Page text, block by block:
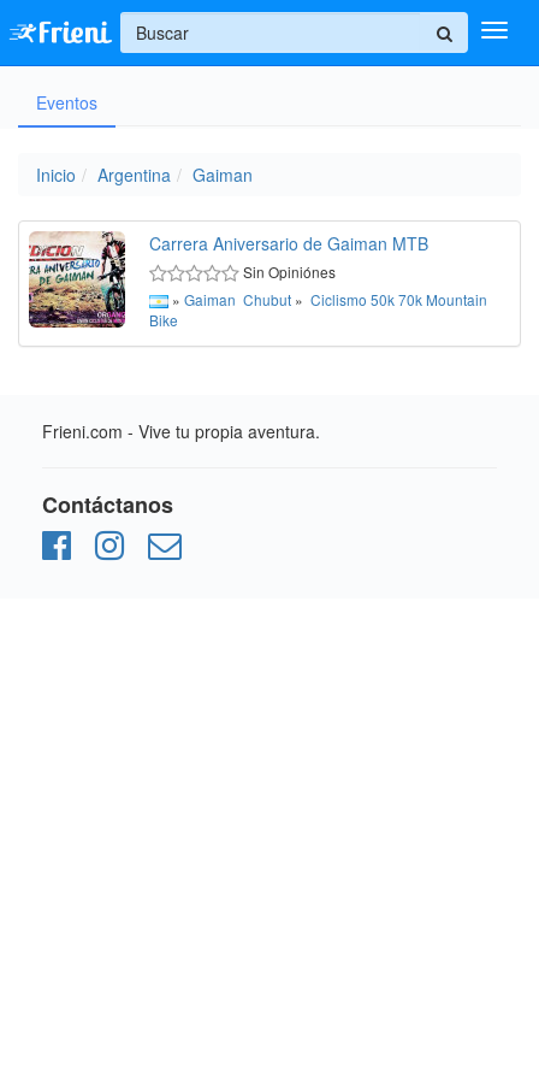
Ingresar
+
Eventos
Inicio Argentina Gaiman
Carrera Aniversario de Gaiman MTB
Sin Opiniónes
» Gaiman Chubut » Ciclismo 50k70k Mountain
Bike
Frieni.com - Vive tu propia aventura.
Contáctanos